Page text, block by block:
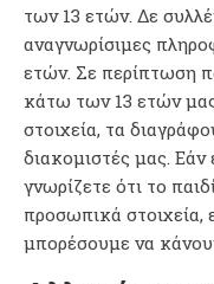
των 13 ετών. Δε
αναγνωρίσιμες
ετών. Σε περίπτωση
κάτω των 13 ετών
στοιχεία, τα
διακομιστές μας.
γνωρίζετε ότι το
προσωπικά στοιχεία,
μπορέσουμε να